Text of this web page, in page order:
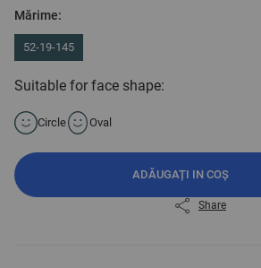
Mărime:
52-19-145
Suitable for face shape:
Circle Oval
ADĂUGAȚI IN COȘ
Share